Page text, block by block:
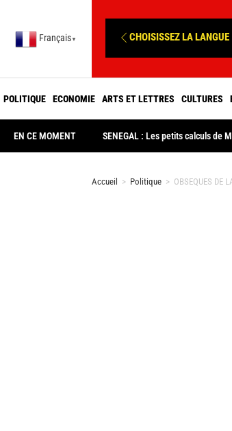
Français ▼ CHOISISSEZ LA LANGUE
POLITIQUE ECONOMIE ARTS ET LETTRES CULTURES
EN CE MOMENT SENEGAL : Les petits calculs de
Accueil > Politique > OBSEQUES DE